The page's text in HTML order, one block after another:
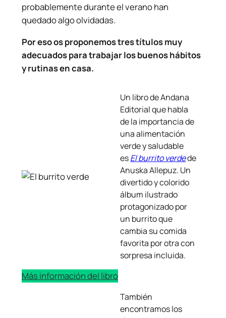
probablemente durante el verano han
quedado algo olvidadas.
Por eso os proponemos tres títulos muy
adecuados para trabajar los buenos hábitos
y rutinas en casa.
Un libro de Andana
Editorial que habla
de la importancia de
una alimentación
verde y saludable
esEl burrito verdede
Anuska Allepuz. Un
divertido y colorido
álbum ilustrado
protagonizado por
un burrito que
cambia su comida
favorita por otra con
sorpresa incluida.
Más información del libro
También
encontramos los